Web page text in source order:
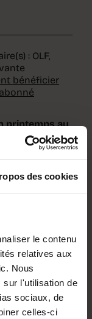
des cookies
le contenu
relatives aux
Nous
sur l'utilisation de
sociaux, de
celles-ci
: OLF,
bénéficier
printemps au
avec des
pour